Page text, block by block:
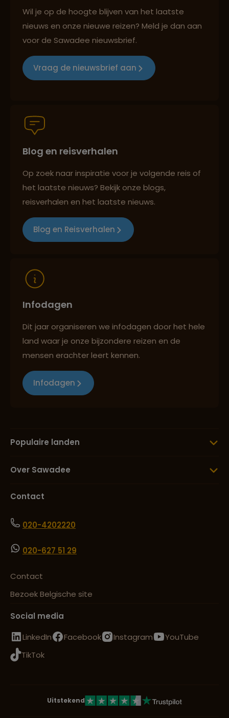
Reizen met oog voor mens, cultuur en milieu
Persoonlijk en deskundig reisadvies
Best beoordeelde reisroutes
Wil je op de hoogte blijven van het laatste
nieuws en onze nieuwe reizen? Meld je dan aan
voor de Sawadee nieuwsbrief.
Vraag de nieuwsbrief aan
Blog en reisverhalen
Op zoek naar inspiratie voor je volgende reis of
het laatste nieuws? Bekijk onze blogs,
reisverhalen en het laatste nieuws.
Blog en Reisverhalen
Infodagen
Dit jaar organiseren we infodagen door het hele
land waar je onze bijzondere reizen en de
mensen erachter leert kennen.
Infodagen
Populaire landen
Over Sawadee
Contact
020-4202220
020-627 51 29
Contact
Bezoek Belgische site
Social media
LinkedIn
Facebook Instagram
YouTube
TikTok
Uitstekend